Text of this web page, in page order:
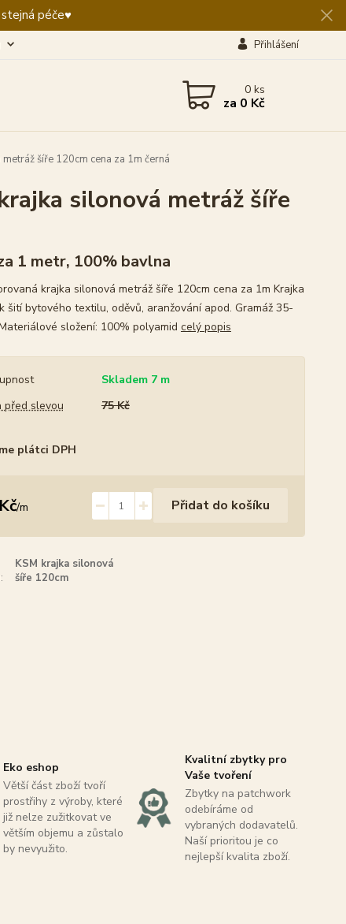
péče♥️
Přihlášení
0ks
za 0 Kč
šíře 120cm cena za 1m černá
silonová metráž šíře
1 metr, 100% bavlna
krajka silonová metráž šíře 120cm cena za 1m Krajka
šití bytového textilu, oděvů, aranžování apod. Gramáž 35-
složení: 100% polyamid celý popis
Skladem 7 m
před slevou
75 Kč
plátci DPH
/m Přidat do košíku
KSM krajka silonová
šíře 120cm
Eko eshop
Větší část zboží tvoří
prostřihy z výroby, které
již nelze zužitkovat ve
větším objemu a zůstalo
by nevyužito.
Kvalitní zbytky pro
Vaše tvoření
Zbytky na patchwork
odebíráme od
vybraných dodavatelů.
Naší prioritou je co
nejlepší kvalita zboží.